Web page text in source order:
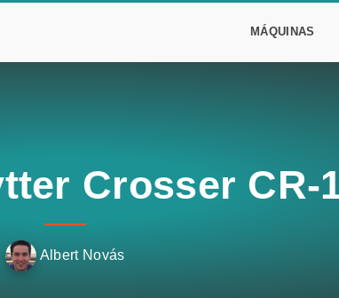
MÁQUINAS
Crosser CR-
Albert Novás